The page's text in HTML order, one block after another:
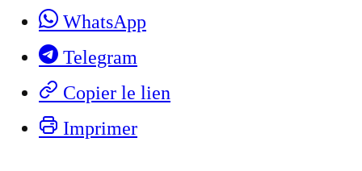
WhatsApp
Telegram
Copier le lien
Imprimer